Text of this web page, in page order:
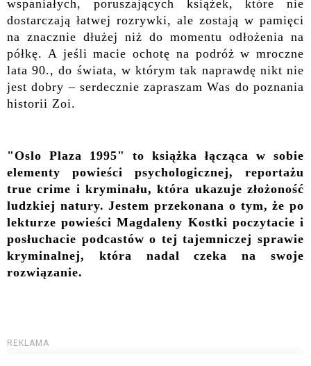
wspaniałych, poruszających książek, które nie
dostarczają łatwej rozrywki, ale zostają w pamięci
na znacznie dłużej niż do momentu odłożenia na
półkę. A jeśli macie ochotę na podróż w mroczne
lata 90., do świata, w którym tak naprawdę nikt nie
jest dobry – serdecznie zapraszam Was do poznania
historii Zoi.
"Oslo Plaza 1995" to książka łącząca w sobie
elementy powieści psychologicznej, reportażu
true crime i kryminału, która ukazuje złożoność
ludzkiej natury. Jestem przekonana o tym, że po
lekturze powieści Magdaleny Kostki poczytacie i
posłuchacie podcastów o tej tajemniczej sprawie
kryminalnej, która nadal czeka na swoje
rozwiązanie.